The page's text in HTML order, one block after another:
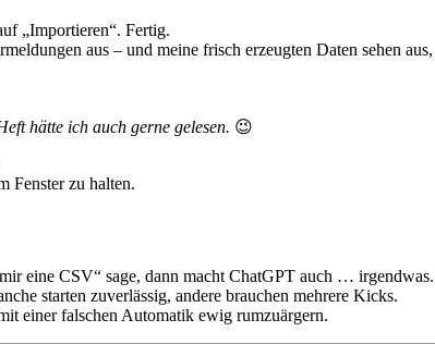
„Importieren“. Fertig.
aus – und meine frisch erzeugten Daten sehen
hätte ich auch gerne gelesen. 😉
Fenster zu halten.
eine CSV“ sage, dann macht ChatGPT auch … irgendwas.
starten zuverlässig, andere brauchen mehrere Kicks.
einer falschen Automatik ewig rumzuärgern.